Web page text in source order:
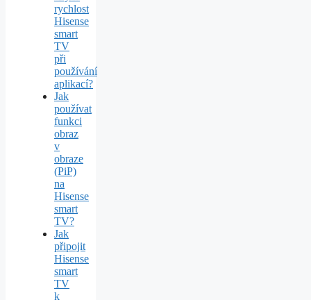
rychlost
Hisense
smart
TV
při
používání
aplikací?
Jak
používat
funkci
obraz
v
obraze
(PiP)
na
Hisense
smart
TV?
Jak
připojit
Hisense
smart
TV
k